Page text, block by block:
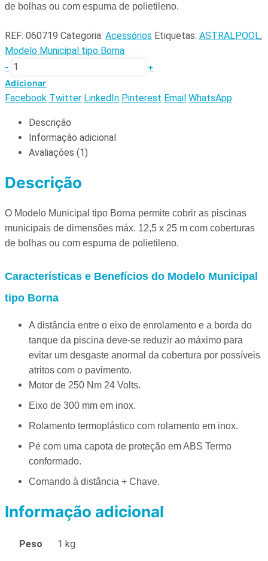
de bolhas ou com espuma de polietileno.
REF: 060719 Categoria: Acessórios Etiquetas: ASTRALPOOL,
Modelo Municipal tipo Borna
-
+
Adicionar
Facebook Twitter LinkedIn Pinterest Email WhatsApp
Descrição
Informação adicional
Avaliações (1)
Descrição
O Modelo Municipal tipo Borna permite cobrir as piscinas
municipais de dimensões máx. 12,5 x 25 m com coberturas
de bolhas ou com espuma de polietileno.
Características e Benefícios do Modelo Municipal
tipo Borna
A distância entre o eixo de enrolamento e a borda do
tanque da piscina deve-se reduzir ao máximo para
evitar um desgaste anormal da cobertura por possíveis
atritos com o pavimento.
Motor de 250 Nm 24 Volts.
Eixo de 300 mm em inox.
Rolamento termoplástico com rolamento em inox.
Pé com uma capota de proteção em ABS Termo
conformado.
Comando à distância + Chave.
Informação adicional
Peso 1 kg